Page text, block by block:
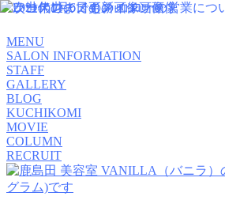
MENU
SALON INFORMATION
STAFF
GALLERY
BLOG
KUCHIKOMI
MOVIE
COLUMN
RECRUIT